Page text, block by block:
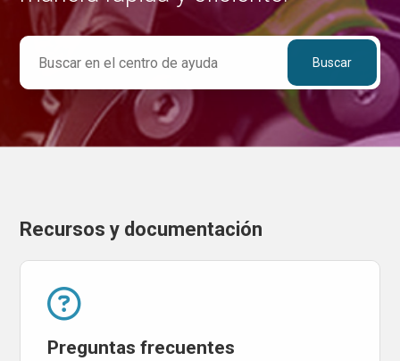
Categorías
Recursos y documentación
Preguntas frecuentes